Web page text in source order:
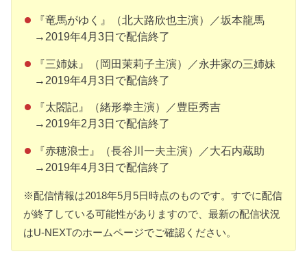
『竜馬がゆく』（北大路欣也主演）／坂本龍馬
→2019年4月3日で配信終了
『三姉妹』（岡田茉莉子主演）／永井家の三姉妹
→2019年4月3日で配信終了
『太閤記』（緒形拳主演）／豊臣秀吉
→2019年2月3日で配信終了
『赤穂浪士』（長谷川一夫主演）／大石内蔵助
→2019年4月3日で配信終了
※配信情報は2018年5月5日時点のものです。すでに配信
が終了している可能性がありますので、最新の配信状況
はU-NEXTのホームページでご確認ください。